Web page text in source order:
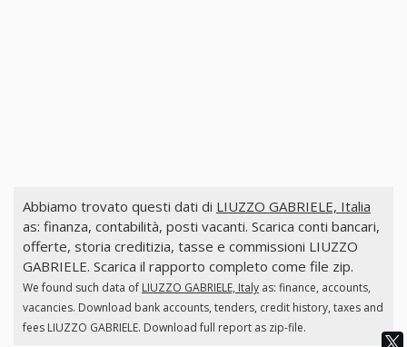
Abbiamo trovato questi dati di LIUZZO GABRIELE, Italia
as: finanza, contabilità, posti vacanti. Scarica conti bancari,
offerte, storia creditizia, tasse e commissioni LIUZZO
GABRIELE. Scarica il rapporto completo come file zip.
We found such data of LIUZZO GABRIELE, Italyas: finance, accounts,
vacancies. Download bank accounts, tenders, credit history, taxes and
fees LIUZZO GABRIELE. Download full report as zip-file.